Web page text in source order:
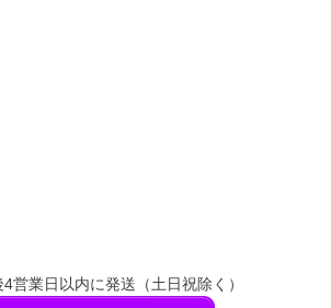
営業日以内に発送（土日祝除く）